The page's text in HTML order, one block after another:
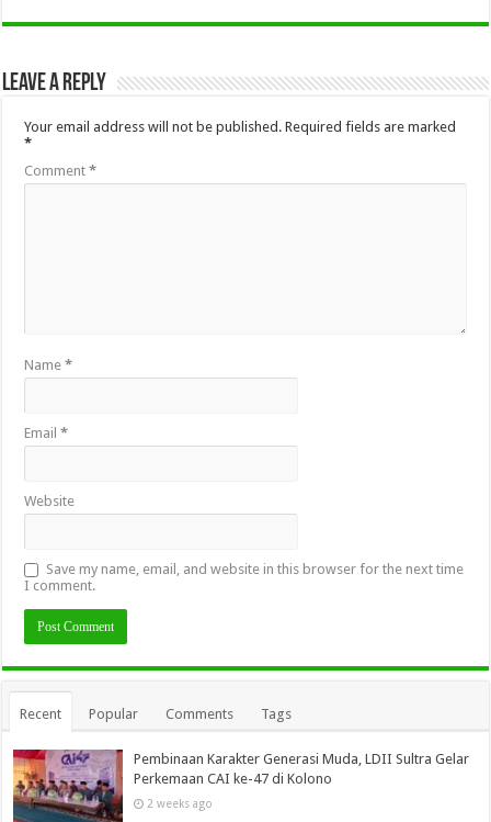
Leave a Reply
Your email address will not be published. Required fields are marked
*
Comment*
Name*
Email*
Website
Save my name, email, and website in this browser for the next time
I comment.
Recent Popular Comments Tags
Pembinaan Karakter Generasi Muda, LDII Sultra Gelar
Perkemaan CAI ke-47 di Kolono
2 weeks ago